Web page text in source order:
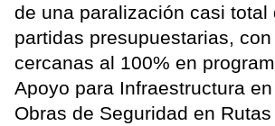
de una paralización casi total
partidas presupuestarias,
cercanas al 100% en
Apoyo para Infraestructura
Obras de Seguridad en